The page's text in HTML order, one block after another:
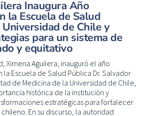
Inaugura Año
la Escuela de Salud
de Chile y
para un sistema de
y equitativo
Ximena Aguilera, inauguró el año
Escuela de Salud Pública Dr. Salvador
de Medicina de la Universidad de Chile,
histórica de la institución y
estratégicas para fortalecer
En su discurso, la autoridad